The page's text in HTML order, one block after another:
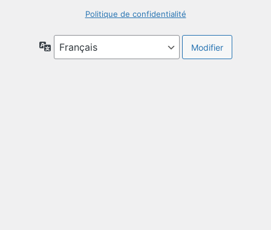
Politique de confidentialité
Langue